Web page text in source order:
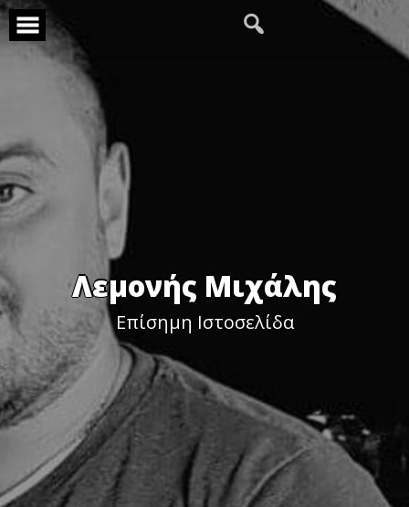
Skip
to
content
Λεμονής Μιχάλης
Επίσημη Ιστοσελίδα